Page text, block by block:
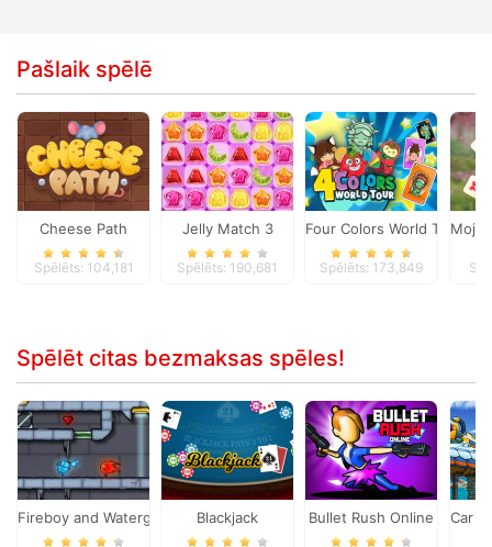
Pašlaik spēlē
Cheese Path
Spēlēts: 104,181
Jelly Match 3
Spēlēts: 190,681
Four Colors World Tour
Spēlēts: 173,849
Spēlēt citas bezmaksas spēles!
Fireboy and Watergirl 3 Blackjack Bullet Rush Online Car